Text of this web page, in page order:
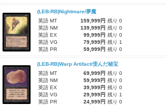
(LEB-RB)Nightmare/夢魔
英語 MT
159,999円 残り 0
英語 NM
139,999円 残り 0
英語 EX
99,999円 残り 0
英語 VG
79,999円 残り 1
英語 PR
59,999円 残り 0
(LEB-RB)Warp Artifact/歪んだ秘宝
英語 MT
69,999円 残り 0
英語 NM
59,999円 残り 0
英語 EX
39,999円 残り 0
英語 VG
29,999円 残り 1
英語 PR
24,999円 残り 0